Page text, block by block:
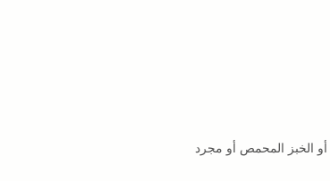
أو الخبز المحمص أو مجرد